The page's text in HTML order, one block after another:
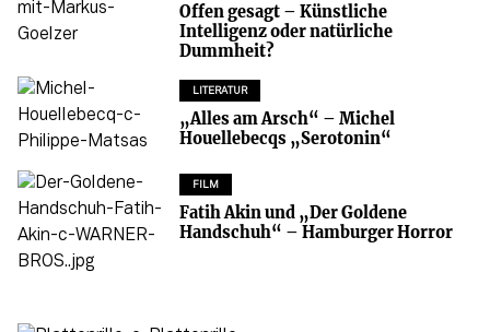
Offen gesagt – Künstliche
Intelligenz oder natürliche
Dummheit?
LITERATUR
„Alles am Arsch“ – Michel
Houellebecqs „Serotonin“
FILM
Fatih Akin und „Der Goldene
Handschuh“ – Hamburger Horror